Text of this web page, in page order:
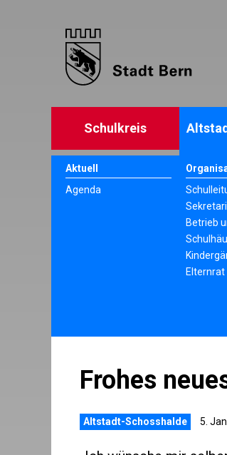
Schulkreis
Aktuell
Agenda
Betrieb
Elternrat
Frohes
Altstadt-Schosshalde 5.